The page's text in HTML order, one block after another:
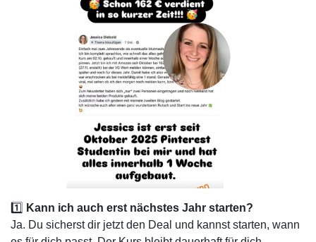
1️⃣ Kann ich auch erst nächstes Jahr starten?
Ja. Du sicherst dir jetzt den Deal und kannst starten, wann